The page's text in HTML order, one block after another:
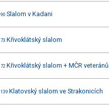
90 Slalom v Kadani
73 Křivoklátský slalom
72 Křivoklátský slalom + MČR veteránů
139 Klatovský slalom ve Strakonicích